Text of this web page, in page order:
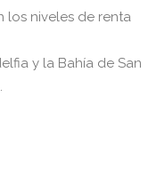
los niveles de renta
y la Bahía de San